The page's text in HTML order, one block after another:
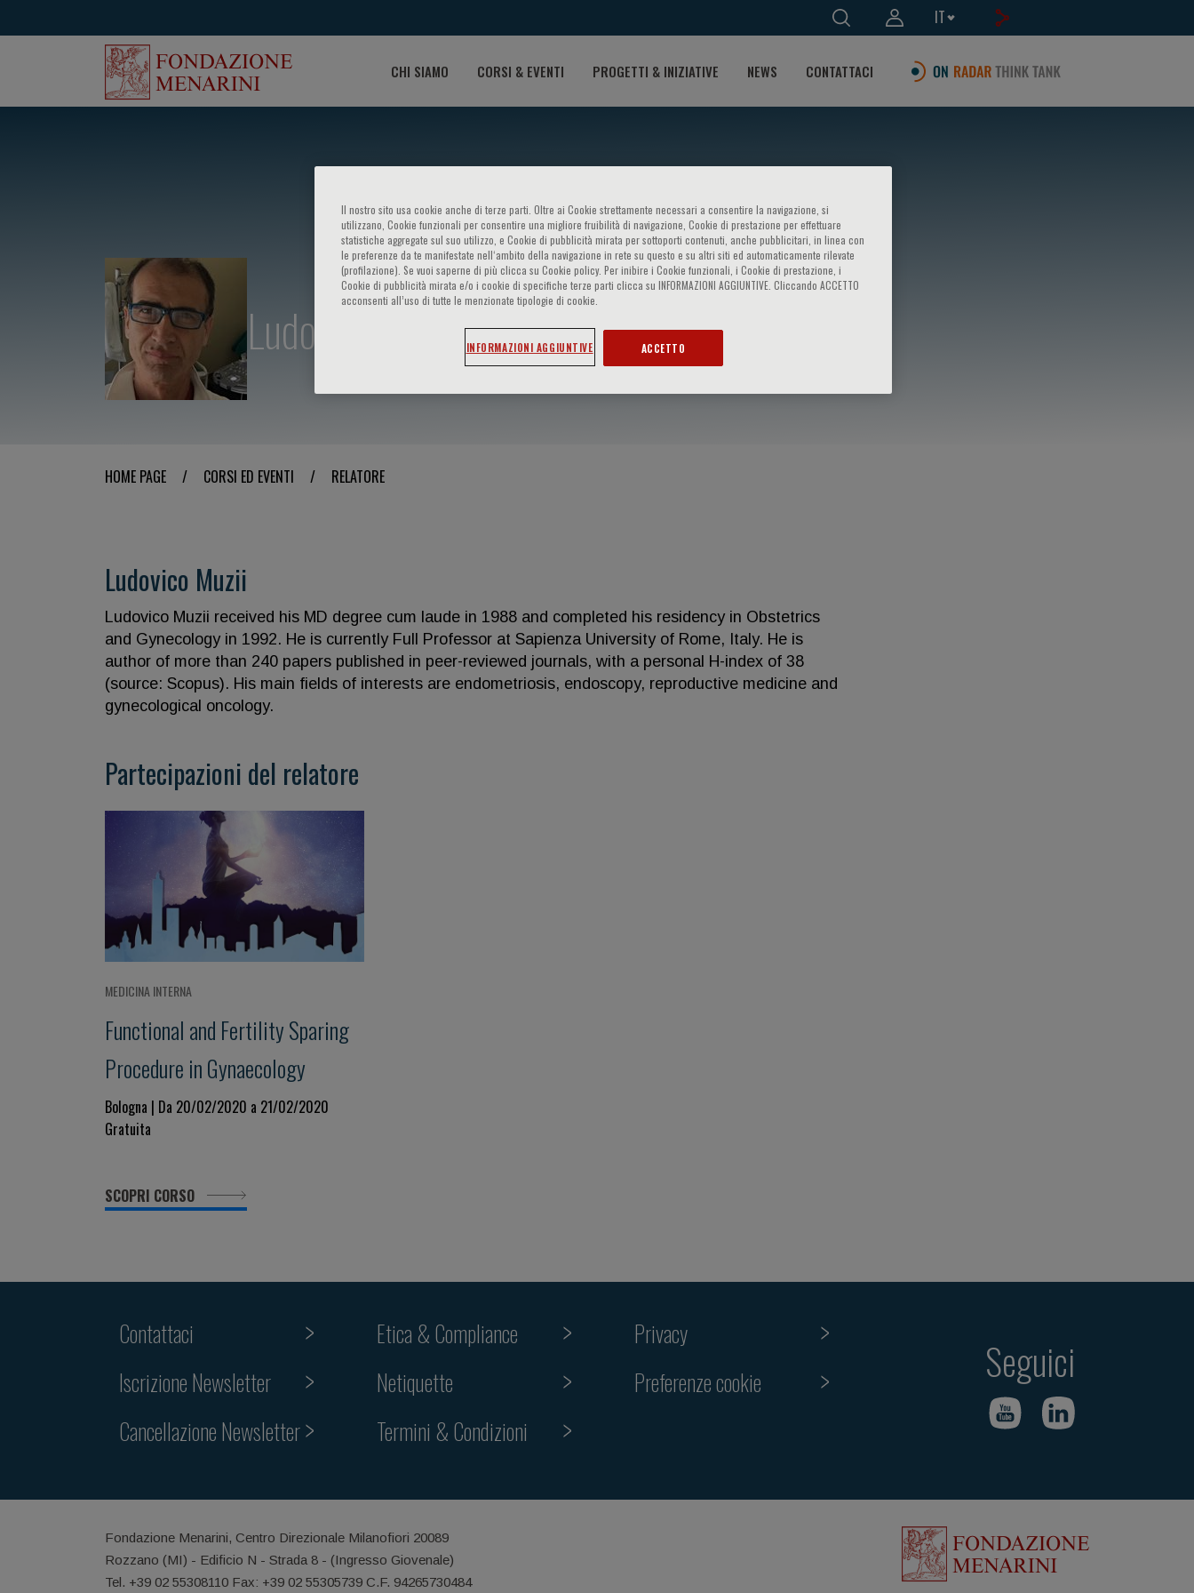
IT
CHI SIAMO CORSI & EVENTI PROGETTI & INIZIATIVE NEWS CONTATTACI
Ludovico Muzii
HOME PAGE / CORSI ED EVENTI / RELATORE
Ludovico Muzii
Ludovico Muzii received his MD degree cum laude in 1988 and completed his residency in Obstetrics
and Gynecology in 1992. He is currently Full Professor at Sapienza University of Rome, Italy. He is
author of more than 240 papers published in peer-reviewed journals, with a personal H-index of 38
(source: Scopus). His main fields of interests are endometriosis, endoscopy, reproductive medicine and
gynecological oncology.
Partecipazioni del relatore
MEDICINA INTERNA
Functional and Fertility Sparing
Procedure in Gynaecology
Bologna | Da 20/02/2020 a 21/02/2020
Gratuita
SCOPRI CORSO
Contattaci
Iscrizione Newsletter
Cancellazione Newsletter
Etica & Compliance
Netiquette
Termini & Condizioni
Privacy
Preferenze cookie
Seguici
Fondazione Menarini, Centro Direzionale Milanofiori 20089
Rozzano (MI) - Edificio N - Strada 8 - (Ingresso Giovenale)
Tel. +39 02 55308110 Fax: +39 02 55305739 C.F. 94265730484
Il nostro sito usa cookie anche di terze parti. Oltre ai Cookie strettamente necessari a consentire la navigazione, si
utilizzano, Cookie funzionali per consentire una migliore fruibilità di navigazione, Cookie di prestazione per effettuare
statistiche aggregate sul suo utilizzo, e Cookie di pubblicità mirata per sottoporti contenuti, anche pubblicitari, in linea con
le preferenze da te manifestate nell‘ambito della navigazione in rete su questo e su altri siti ed automaticamente rilevate
(profilazione). Se vuoi saperne di più clicca su Cookie policy. Per inibire i Cookie funzionali, i Cookie di prestazione, i
Cookie di pubblicità mirata e/o i cookie di specifiche terze parti clicca su INFORMAZIONI AGGIUNTIVE. Cliccando ACCETTO
acconsenti all’uso di tutte le menzionate tipologie di cookie.
INFORMAZIONI AGGIUNTIVE ACCETTO